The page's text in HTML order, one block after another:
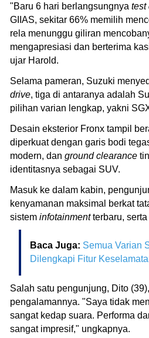
"Baru 6 hari berlangsungnya test
GIIAS, sekitar 66% memilih
rela menunggu giliran
mengapresiasi dan berterima
ujar Harold.
Selama pameran, Suzuki
drive, tiga di antaranya adalah
pilihan varian lengkap, yakni
Desain eksterior Fronx tampil
diperkuat dengan garis bodi
modern, dan ground clearance
identitasnya sebagai SUV.
Masuk ke dalam kabin,
kenyamanan maksimal berkat
sistem infotainmentterbaru,
Baca Juga: Semua Varian
Dilengkapi Fitur
Salah satu pengunjung, Dito
pengalamannya. "Saya tidak
sangat kedap suara. Performa
sangat impresif," ungkapnya.